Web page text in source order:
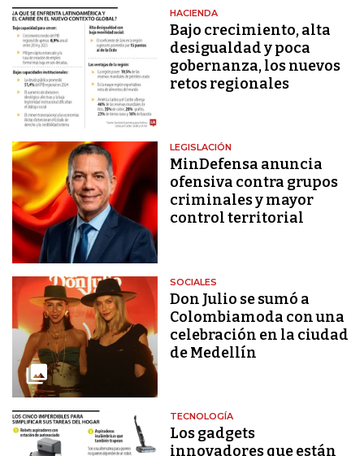
HACIENDA
Bajo crecimiento, alta
desigualdad y poca
gobernanza, los nuevos
retos regionales
LEGISLACIÓN
MinDefensa anuncia
ofensiva contra grupos
criminales y mayor
control territorial
SOCIALES
Don Julio se sumó a
Colombiamoda con una
celebración en la ciudad
de Medellín
TECNOLOGÍA
Los gadgets
innovadores que están